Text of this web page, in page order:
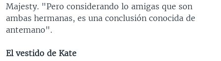
Majesty. "Pero considerando lo amigas que son
ambas hermanas, es una conclusión conocida de
antemano".
El vestido de Kate